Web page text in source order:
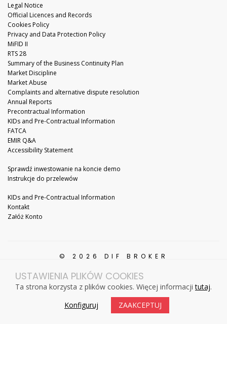
Legal Notice
Official Licences and Records
Cookies Policy
Privacy and Data Protection Policy
MiFID II
RTS 28
Summary of the Business Continuity Plan
Market Discipline
Market Abuse
Complaints and alternative dispute resolution
Annual Reports
Precontractual Information
KIDs and Pre-Contractual Information
FATCA
EMIR Q&A
Accessibility Statement
Sprawdź inwestowanie na koncie demo
Instrukcje do przelewów
KIDs and Pre-Contractual Information
Kontakt
Załóż Konto
© 2026 DIF BROKER
CMVM (Portugal) Registration No. 276, free provision of services in Spain,
Poland, Netherlands, France, Germany, Romania, Italy.
USTAWIENIA PLIKÓW COOKIES
Ta strona korzysta z plików cookies. Więcej informacjitutaj.
Konfiguruj
ZAAKCEPTUJ